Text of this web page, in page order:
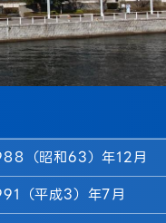
（昭和63）年12月
（平成3）年7月